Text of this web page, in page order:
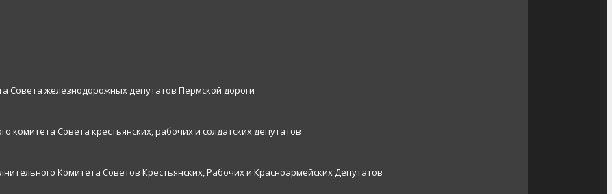
Совета железнодорожных депутатов Пермской дороги
комитета Совета крестьянских, рабочих и солдатских депутатов
Комитета Советов Крестьянских, Рабочих и Красноармейских Депутатов